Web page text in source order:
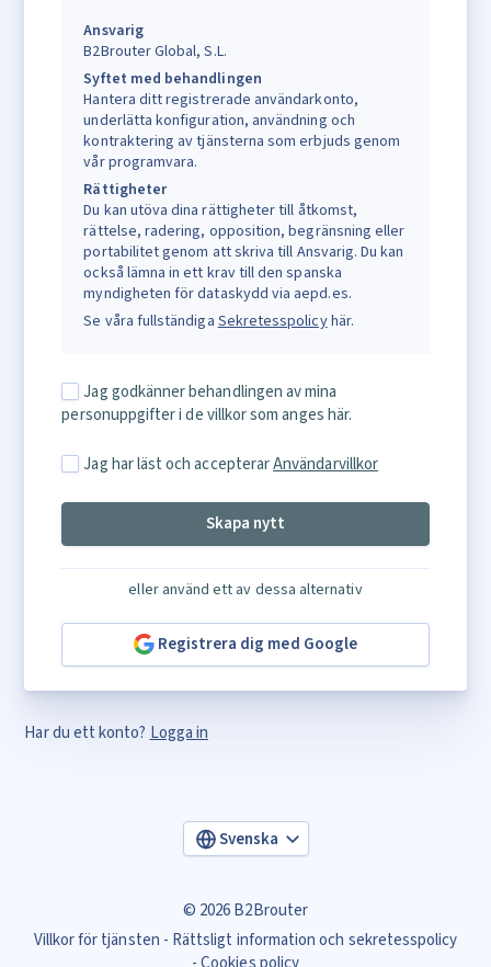
Ansvarig
B2Brouter Global, S.L.
Syftet med behandlingen
Hantera ditt registrerade användarkonto,
underlätta konfiguration, användning och
kontraktering av tjänsterna som erbjuds genom
vår programvara.
Rättigheter
Du kan utöva dina rättigheter till åtkomst,
rättelse, radering, opposition, begränsning eller
portabilitet genom att skriva till Ansvarig. Du kan
också lämna in ett krav till den spanska
myndigheten för dataskydd via aepd.es.
Se våra fullständiga Sekretesspolicyhär.
Jag godkänner behandlingen av mina
personuppgifter i de villkor som anges här.
Jag har läst och accepterarAnvändarvillkor
Skapa nytt
eller använd ett av dessa alternativ
Registrera dig med Google
Har du ett konto? Logga in
Svenska
© 2026 B2Brouter
Villkor för tjänsten
Rättsligt information och sekretesspolicy